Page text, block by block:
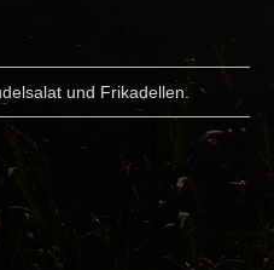
und Frikadellen.